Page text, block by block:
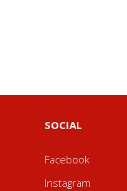
SOCIAL
Facebook
Instagram